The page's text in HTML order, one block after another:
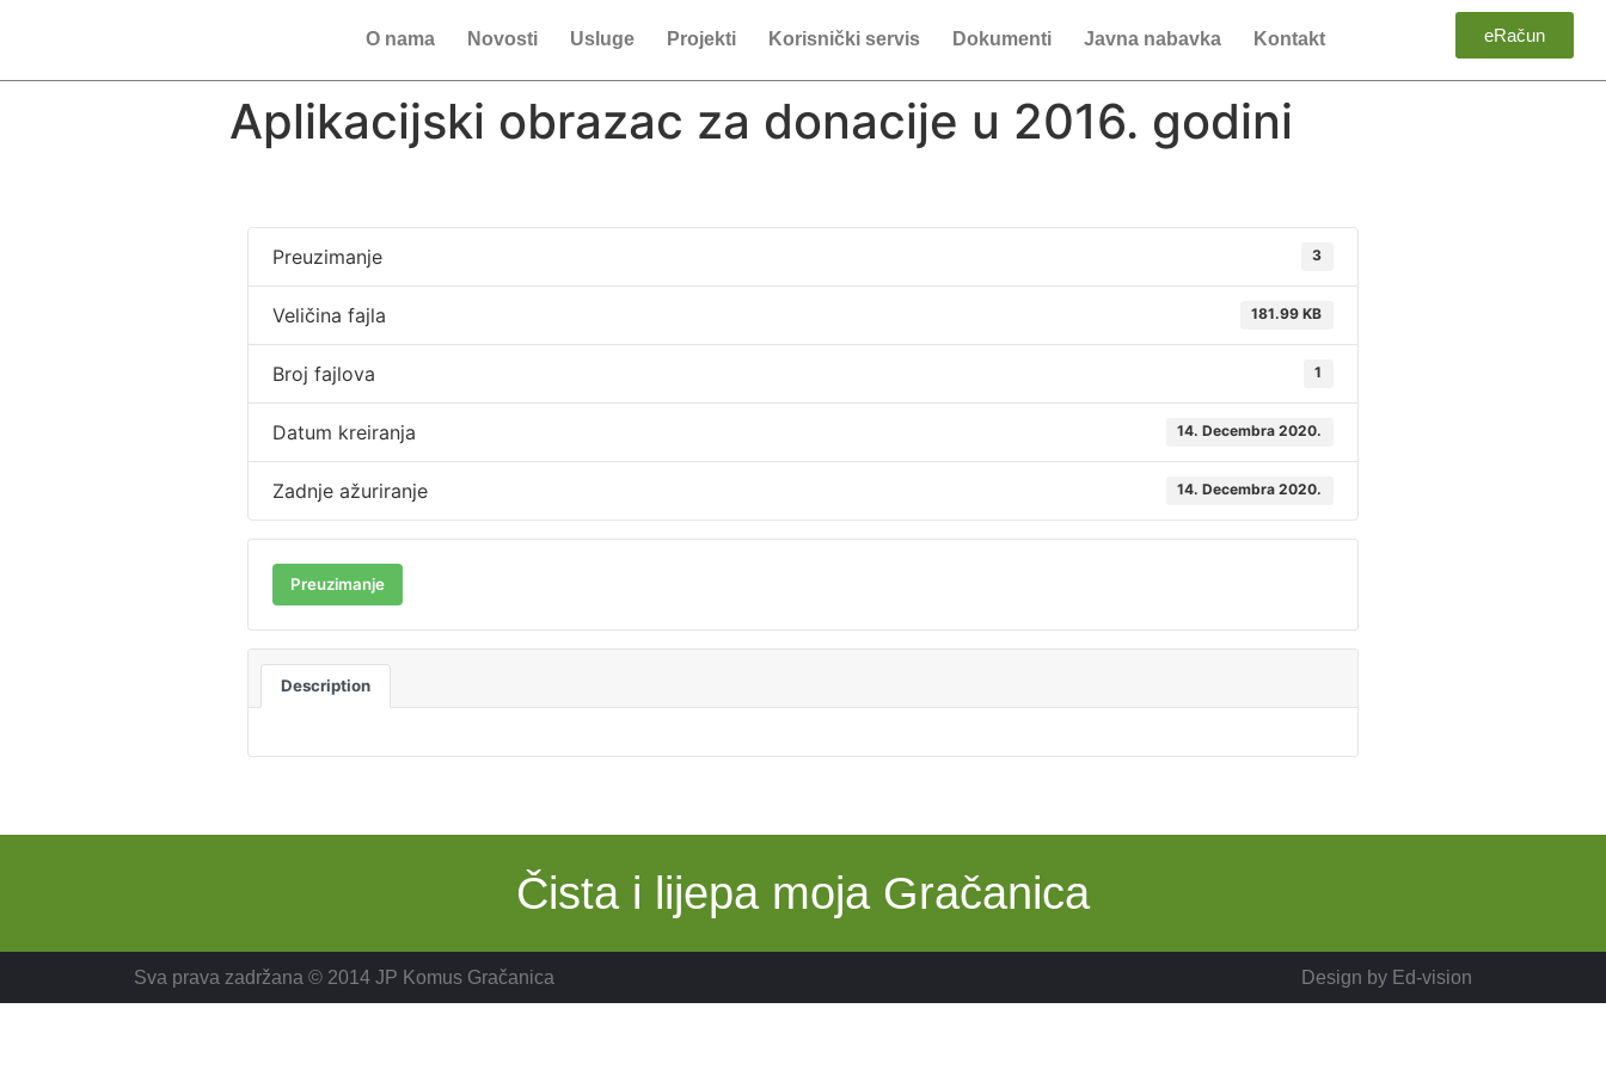
O nama Novosti Usluge Projekti Korisnički servis Dokumenti Javna nabavka Kontakt eRačun
Aplikacijski obrazac za donacije u 2016. godini
Preuzimanje 3
Veličina fajla 181.99 KB
Broj fajlova 1
Datum kreiranja 14. Decembra 2020.
Zadnje ažuriranje 14. Decembra 2020.
Preuzimanje
Description
Čista i lijepa moja Gračanica
Sva prava zadržana © 2014 JP Komus Gračanica Design by Ed-vision